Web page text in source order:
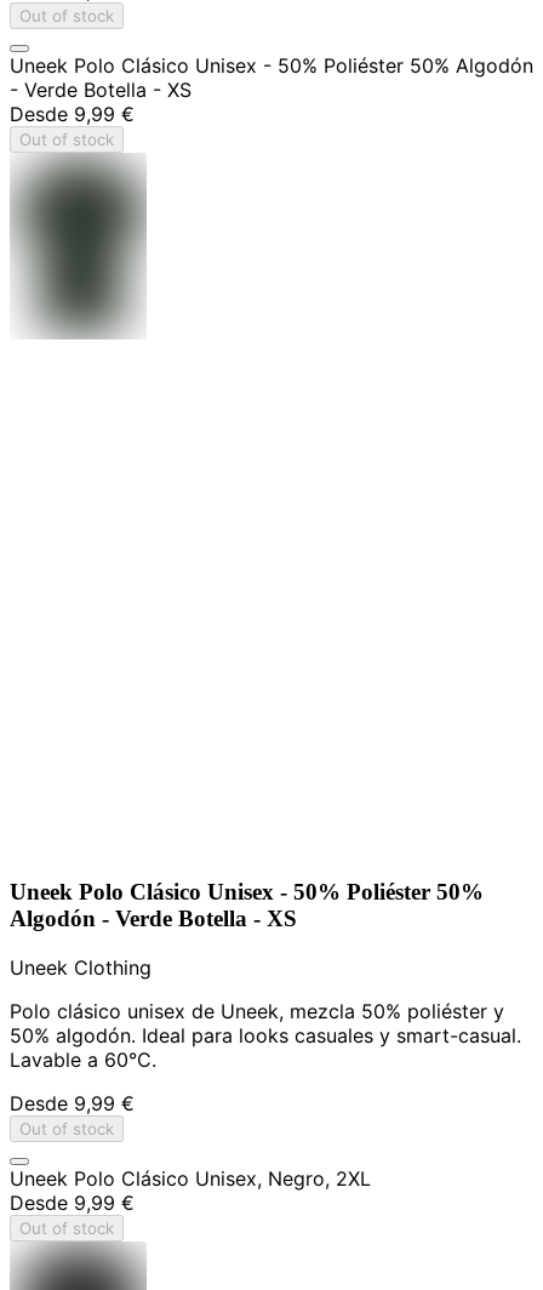
Out of stock
Uneek Polo Clásico Unisex - 50% Poliéster 50% Algodón
- Verde Botella - XS
Desde 9,99 €
Out of stock
Uneek Polo Clásico Unisex - 50% Poliéster 50%
Algodón - Verde Botella - XS
Uneek Clothing
Polo clásico unisex de Uneek, mezcla 50% poliéster y
50% algodón. Ideal para looks casuales y smart-casual.
Lavable a 60°C.
Desde 9,99 €
Out of stock
Uneek Polo Clásico Unisex, Negro, 2XL
Desde 9,99 €
Out of stock